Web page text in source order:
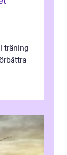
träning